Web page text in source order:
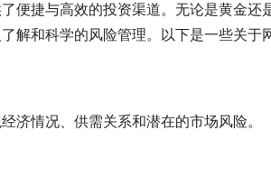
便捷与高效的投资渠道。无论是黄金还
解和科学的风险管理。以下是一些关于
济情况、供需关系和潜在的市场风险。